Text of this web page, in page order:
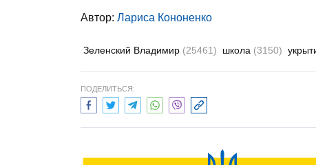
Автор: Лариса Кононенко
Зеленский Владимир (25461) школа (3150)
ПОДЕЛИТЬСЯ: